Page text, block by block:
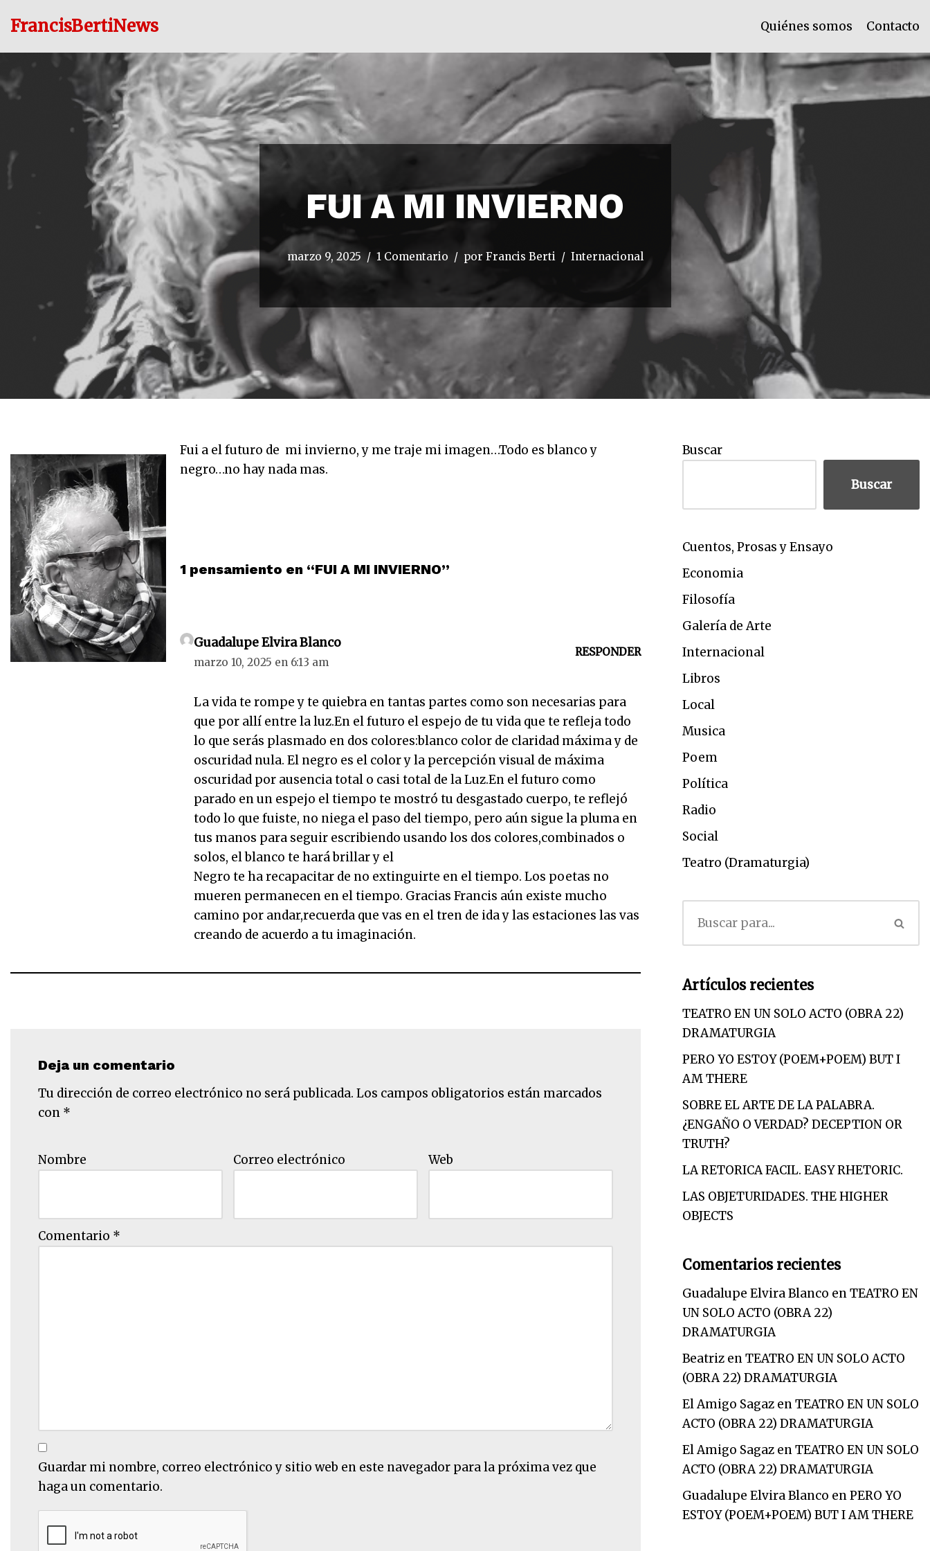
FrancisBertiNews Quiénes somos Contacto
FUI A MI INVIERNO
marzo 9, 2025 1 Comentario por Francis Berti Internacional
Fui a el futuro de mi invierno, y me traje mi imagen…Todo es blanco y
negro…no hay nada mas.
1 pensamiento en “FUI A MI INVIERNO”
Guadalupe Elvira Blanco
marzo 10, 2025 en 6:13 am
RESPONDER
La vida te rompe y te quiebra en tantas partes como son necesarias para
que por allí entre la luz.En el futuro el espejo de tu vida que te refleja todo
lo que serás plasmado en dos colores:blanco color de claridad máxima y de
oscuridad nula. El negro es el color y la percepción visual de máxima
oscuridad por ausencia total o casi total de la Luz.En el futuro como
parado en un espejo el tiempo te mostró tu desgastado cuerpo, te reflejó
todo lo que fuiste, no niega el paso del tiempo, pero aún sigue la pluma en
tus manos para seguir escribiendo usando los dos colores,combinados o
solos, el blanco te hará brillar y el
Negro te ha recapacitar de no extinguirte en el tiempo. Los poetas no
mueren permanecen en el tiempo. Gracias Francis aún existe mucho
camino por andar,recuerda que vas en el tren de ida y las estaciones las vas
creando de acuerdo a tu imaginación.
Deja un comentario
Tu dirección de correo electrónico no será publicada. Los campos obligatorios están marcados
con *
Nombre Correo electrónico Web
Comentario *
Guardar mi nombre, correo electrónico y sitio web en este navegador para la próxima vez que
haga un comentario.
Buscar
Buscar
Cuentos, Prosas y Ensayo
Economia
Filosofía
Galería de Arte
Internacional
Libros
Local
Musica
Poem
Política
Radio
Social
Teatro (Dramaturgia)
Artículos recientes
TEATRO EN UN SOLO ACTO (OBRA 22)
DRAMATURGIA
PERO YO ESTOY (POEM+POEM) BUT I
AM THERE
SOBRE EL ARTE DE LA PALABRA.
¿ENGAÑO O VERDAD? DECEPTION OR
TRUTH?
LA RETORICA FACIL. EASY RHETORIC.
LAS OBJETURIDADES. THE HIGHER
OBJECTS
Comentarios recientes
Guadalupe Elvira Blanco enTEATRO EN
UN SOLO ACTO (OBRA 22)
DRAMATURGIA
BeatrizenTEATRO EN UN SOLO ACTO
(OBRA 22) DRAMATURGIA
El Amigo SagazenTEATRO EN UN SOLO
ACTO (OBRA 22) DRAMATURGIA
El Amigo SagazenTEATRO EN UN SOLO
ACTO (OBRA 22) DRAMATURGIA
Guadalupe Elvira Blanco enPERO YO
ESTOY (POEM+POEM) BUT I AM THERE